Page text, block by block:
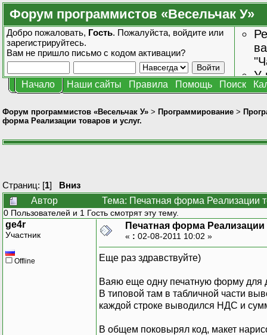
Форум программистов «Весельчак У»
Добро пожаловать, Гость. Пожалуйста, войдите или
зарегистрируйтесь.
Вам не пришло письмо с кодом активации?
У
Начало Наши сайты Правила Помощь Поиск
Форум программистов «Весельчак У» > Программирование >
форма Реализации товаров и услуг.
Страниц: [1] Вниз
Автор
Тема: Печатная форма Реализации
0 Пользователей и 1 Гость смотрят эту тему.
ge4r
Участник
Offline
Печатная форма Реализации
« : 02-08-2011 10:02 »
Еще раз здравствуйте)
Ваяю еще одну печатную форму для
В типовой там в табличной части
каждой строке выводился НДС и
В общем поковырял код, макет